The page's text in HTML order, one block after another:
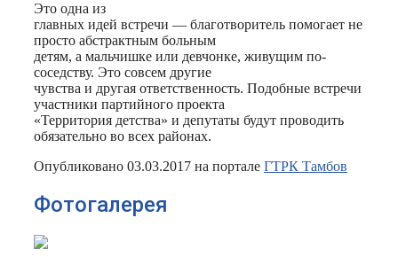
Это одна из
главных идей встречи — благотворитель помогает не
просто абстрактным больным
детям, а мальчишке или девчонке, живущим по-
соседству. Это совсем другие
чувства и другая ответственность. Подобные встречи
участники партийного проекта
«Территория детства» и депутаты будут проводить
обязательно во всех районах.
Опубликовано 03.03.2017 на портале ГТРК Тамбов
Фотогалерея